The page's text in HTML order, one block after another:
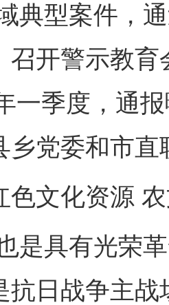
典型案件，
召开警示教
一季度，通
乡党委和市
文化资源 农
具有光荣革
抗日战争主